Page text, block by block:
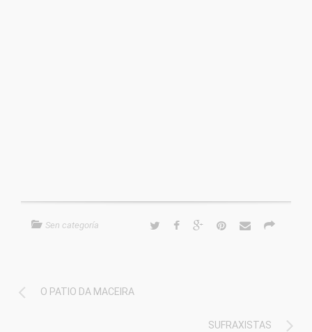
Sen categoría
O PATIO DA MACEIRA
SUFRAXISTAS